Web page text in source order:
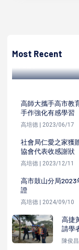
Most Recent
化營運方針回應期待
高師大攜手高市教
手作強化有感學習
高培德 | 2023/06/17
社會局仁愛之家獲
協會代表收感謝狀
高培德 | 2023/12/11
高市鼓山分局2023
證
高培德 | 2024/09/10
高捷
請學
陳俊